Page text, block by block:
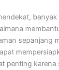
banyak
sepanjang
penting karena